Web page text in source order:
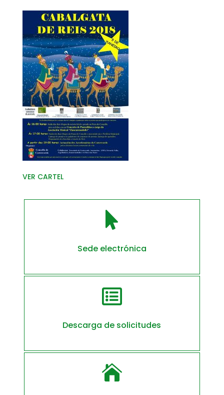
VER CARTEL

Sede electrónica

Descarga de solicitudes
